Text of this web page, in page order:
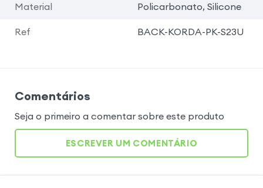
Material Policarbonato, Silicone
Ref BACK-KORDA-PK-S23U
Comentários
Seja o primeiro a comentar sobre este produto
ESCREVER UM COMENTÁRIO